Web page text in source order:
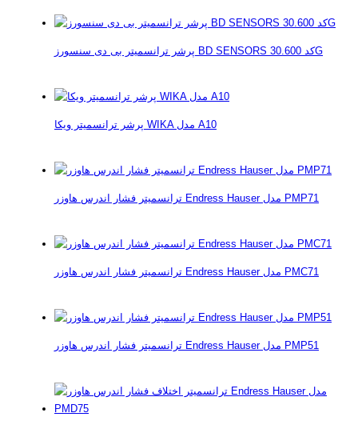
پرشر ترانسمیتر بی دی سنسورز BD SENSORS کد 30.600G
پرشر ترانسمیتر ویکا WIKA مدل A10
ترانسمیتر فشار اندرس هاوزر Endress Hauser مدل PMP71
ترانسمیتر فشار اندرس هاوزر Endress Hauser مدل PMC71
ترانسمیتر فشار اندرس هاوزر Endress Hauser مدل PMP51